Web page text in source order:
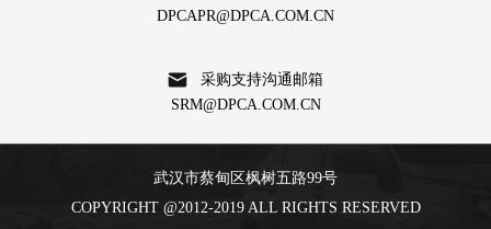
DPCAPR@DPCA.COM.CN
采购支持沟通邮箱
SRM@DPCA.COM.CN
武汉市蔡甸区枫树五路99号
COPYRIGHT @2012-2019 ALL RIGHTS RESERVED